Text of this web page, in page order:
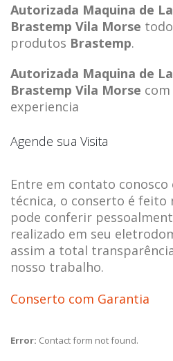
Autorizada Maquina de
Brastemp Vila Morse
produtos Brastemp.
Autorizada Maquina de
Brastemp Vila Morse com
experiencia
Agende sua Visita
Entre em contato conosco
técnica, o conserto é feito
pode conferir
realizado em seu
assim a total
nosso trabalho.
Conserto com Garantia
Error: Contact form not found.